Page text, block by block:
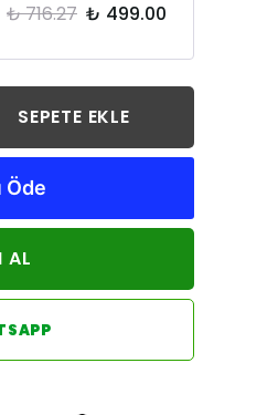
₺ 716.27 ₺ 499.00
SEPETE EKLE
AL